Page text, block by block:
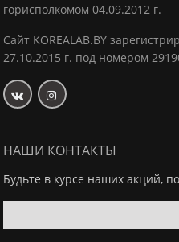
горисполкомом 04.09.2012 г.
Сайт KOREALAB.BY
27.10.2015 г. под номером
НАШИ КОНТАКТЫ
Будьте в курсе наших акций,